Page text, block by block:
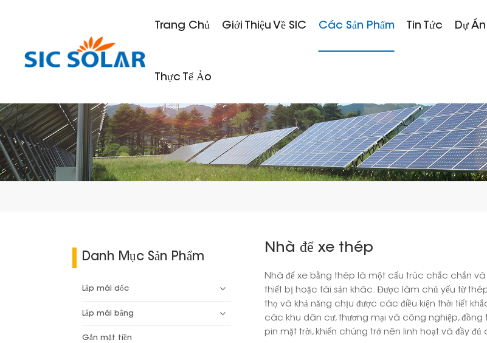
Trang Chủ Giới Thiệu Về SIC Các Sản Phẩm Tin Tức Dự Án
Thực Tế Ảo
Danh Mục Sản Phẩm
Lắp mái dốc
Lắp mái bằng
Gắn mặt tiền
Nhà để xe thép
Nhà để xe bằng thép là một cấu trúc chắc chắn
thiết bị hoặc tài sản khác. Được làm chủ yếu từ
thọ và khả năng chịu được các điều kiện thời tiết
các khu dân cư, thương mại và công nghiệp,
pin mặt trời, khiến chúng trở nên linh hoạt và đầy đủ